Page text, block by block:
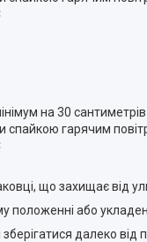
на 30 сантиметрів
спайкою гарячим
що захищає від
положенні або
далеко